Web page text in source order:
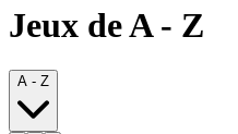
Jeux de A - Z
A - Z